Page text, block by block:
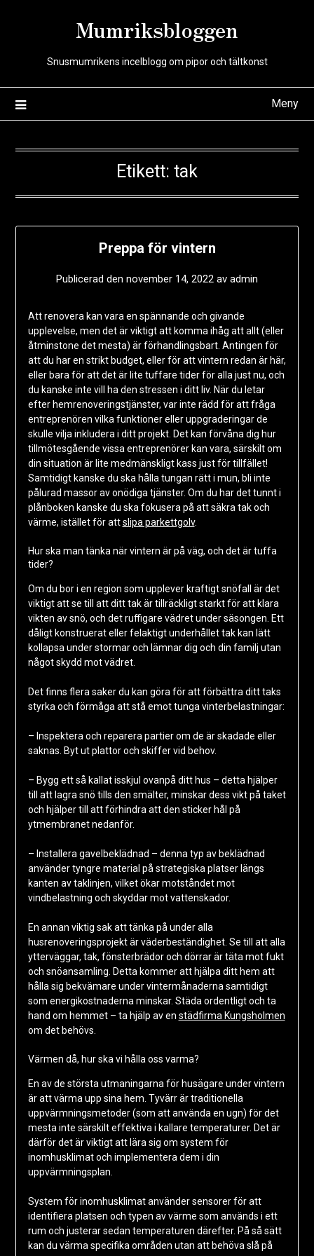
Mumriksbloggen
Snusmumrikens incelblogg om pipor och tältkonst
Meny
Etikett: tak
Preppa för vintern
Publicerad den november 14, 2022 av admin
Att renovera kan vara en spännande och givande
upplevelse, men det är viktigt att komma ihåg att allt (eller
åtminstone det mesta) är förhandlingsbart. Antingen för
att du har en strikt budget, eller för att vintern redan är här,
eller bara för att det är lite tuffare tider för alla just nu, och
du kanske inte vill ha den stressen i ditt liv. När du letar
efter hemrenoveringstjänster, var inte rädd för att fråga
entreprenören vilka funktioner eller uppgraderingar de
skulle vilja inkludera i ditt projekt. Det kan förvåna dig hur
tillmötesgående vissa entreprenörer kan vara, särskilt om
din situation är lite medmänskligt kass just för tillfället!
Samtidigt kanske du ska hålla tungan rätt i mun, bli inte
pålurad massor av onödiga tjänster. Om du har det tunnt i
plånboken kanske du ska fokusera på att säkra tak och
värme, istället för attslipa parkettgolv.
Hur ska man tänka när vintern är på väg, och det är tuffa
tider?
Om du bor i en region som upplever kraftigt snöfall är det
viktigt att se till att ditt tak är tillräckligt starkt för att klara
vikten av snö, och det ruffigare vädret under säsongen. Ett
dåligt konstruerat eller felaktigt underhållet tak kan lätt
kollapsa under stormar och lämnar dig och din familj utan
något skydd mot vädret.
Det finns flera saker du kan göra för att förbättra ditt taks
styrka och förmåga att stå emot tunga vinterbelastningar:
– Inspektera och reparera partier om de är skadade eller
saknas. Byt ut plattor och skiffer vid behov.
– Bygg ett så kallat isskjul ovanpå ditt hus – detta hjälper
till att lagra snö tills den smälter, minskar dess vikt på taket
och hjälper till att förhindra att den sticker hål på
ytmembranet nedanför.
– Installera gavelbeklädnad – denna typ av beklädnad
använder tyngre material på strategiska platser längs
kanten av taklinjen, vilket ökar motståndet mot
vindbelastning och skyddar mot vattenskador.
En annan viktig sak att tänka på under alla
husrenoveringsprojekt är väderbeständighet. Se till att alla
ytterväggar, tak, fönsterbrädor och dörrar är täta mot fukt
och snöansamling. Detta kommer att hjälpa ditt hem att
hålla sig bekvämare under vintermånaderna samtidigt
som energikostnaderna minskar. Städa ordentligt och ta
hand om hemmet – ta hjälp av en städfirma Kungsholmen
om det behövs.
Värmen då, hur ska vi hålla oss varma?
En av de största utmaningarna för husägare under vintern
är att värma upp sina hem. Tyvärr är traditionella
uppvärmningsmetoder (som att använda en ugn) för det
mesta inte särskilt effektiva i kallare temperaturer. Det är
därför det är viktigt att lära sig om system för
inomhusklimat och implementera dem i din
uppvärmningsplan.
System för inomhusklimat använder sensorer för att
identifiera platsen och typen av värme som används i ett
rum och justerar sedan temperaturen därefter. På så sätt
kan du värma specifika områden utan att behöva slå på